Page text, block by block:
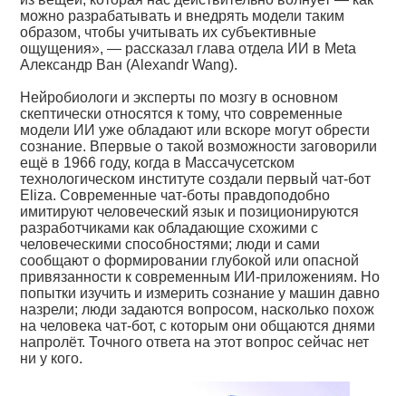
можно разрабатывать и внедрять модели таким
образом, чтобы учитывать их субъективные
ощущения», — рассказал глава отдела ИИ в Meta
Александр Ван (Alexandr Wang).
Нейробиологи и эксперты по мозгу в основном
скептически относятся к тому, что современные
модели ИИ уже обладают или вскоре могут обрести
сознание. Впервые о такой возможности заговорили
ещё в 1966 году, когда в Массачусетском
технологическом институте создали первый чат-бот
Eliza. Современные чат-боты правдоподобно
имитируют человеческий язык и позиционируются
разработчиками как обладающие схожими с
человеческими способностями; люди и сами
сообщают о формировании глубокой или опасной
привязанности к современным ИИ-приложениям. Но
попытки изучить и измерить сознание у машин давно
назрели; люди задаются вопросом, насколько похож
на человека чат-бот, с которым они общаются днями
напролёт. Точного ответа на этот вопрос сейчас нет
ни у кого.